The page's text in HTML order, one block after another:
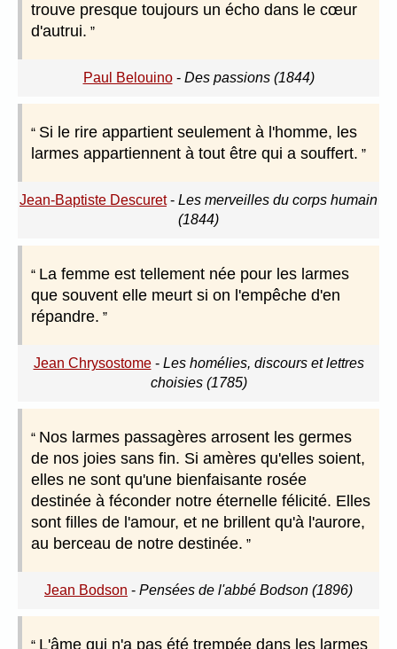
trouve presque toujours un écho dans le cœur
d'autrui.
Paul Belouino- Des passions (1844)
Si le rire appartient seulement à l'homme, les
larmes appartiennent à tout être qui a souffert.
Jean-Baptiste Descuret- Les merveilles du corps humain
(1844)
La femme est tellement née pour les larmes
que souvent elle meurt si on l'empêche d'en
répandre.
Jean Chrysostome- Les homélies, discours et lettres
choisies (1785)
Nos larmes passagères arrosent les germes
de nos joies sans fin. Si amères qu'elles soient,
elles ne sont qu'une bienfaisante rosée
destinée à féconder notre éternelle félicité. Elles
sont filles de l'amour, et ne brillent qu'à l'aurore,
au berceau de notre destinée.
Jean Bodson - Pensées de l'abbé Bodson (1896)
L'âme qui n'a pas été trempée dans les larmes